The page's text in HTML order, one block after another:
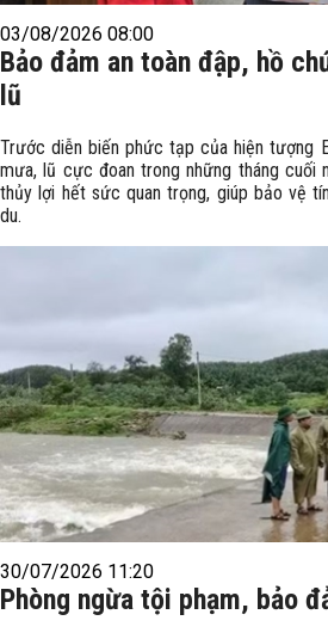
03/08/2026 08:00
Bảo đảm an toàn đập, hồ
lũ
Trước diễn biến phức tạp của hiện tượng
mưa, lũ cực đoan trong những tháng cuối
thủy lợi hết sức quan trọng, giúp bảo vệ
du.
30/07/2026 11:20
Phòng ngừa tội phạm, bảo